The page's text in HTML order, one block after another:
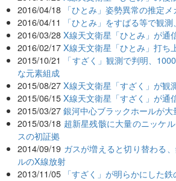
2016/04/18 「ひとみ」姿勢異常の推定
2016/04/11
「ひとみ」をすばる等で観
2016/03/28 X線天文衛星「ひとみ」が通
2016/02/17 X線天文衛星「ひとみ」打ち
2015/10/21
「すざく」観測で判明、
な元素組成
2015/08/27 X線天文衛星「すざく」が観
2015/06/15 X線天文衛星「すざく」が通
2015/03/27 銀河中心ブラックホールが
2015/03/18 超新星残骸に大量のニッケ
スの初証拠
2014/09/19 ガスが増えると切り替わる
ルのX線放射
2013/11/05 「すざく」が明らかにした